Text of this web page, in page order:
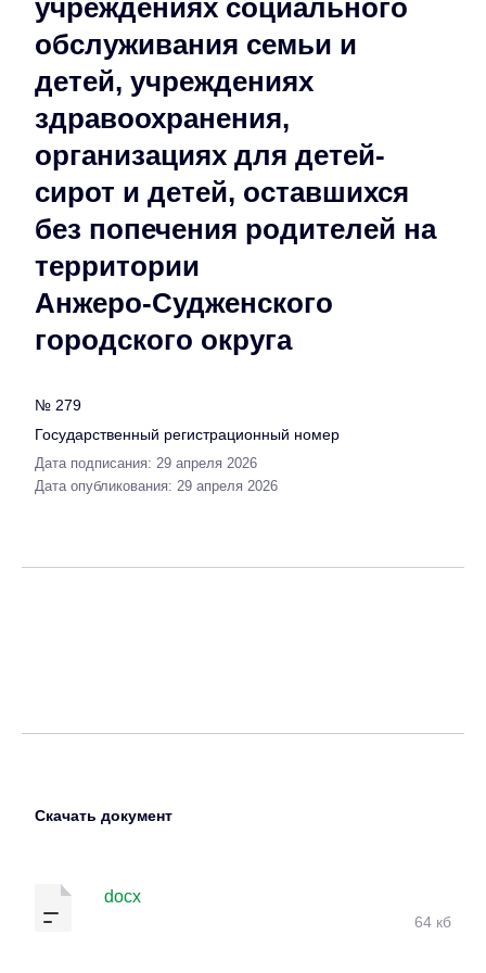
учреждениях социального
обслуживания семьи и
детей, учреждениях
здравоохранения,
организациях для детей-
сирот и детей, оставшихся
без попечения родителей на
территории
Анжеро-Судженского
городского округа
№ 279
Государственный регистрационный номер
Дата подписания: 29 апреля 2026
Дата опубликования: 29 апреля 2026
Скачать документ
docx
64 кб